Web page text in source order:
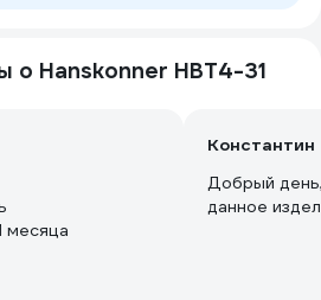
о Hanskonner HBT4-31
месяца
Константин
Добрый день,
данное